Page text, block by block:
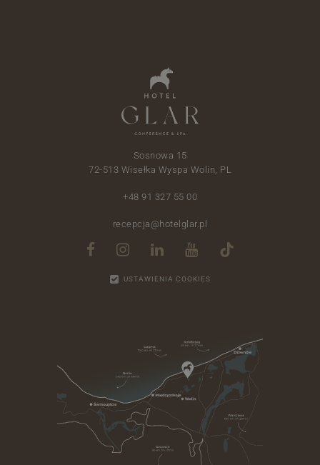
Sosnowa 15
72-513 Wisełka Wyspa Wolin, PL
+48 91 327 55 00
recepcja@hotelglar.pl
USTAWIENIA COOKIES